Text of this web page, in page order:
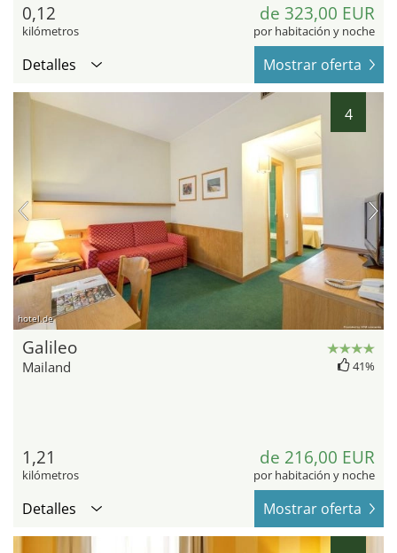
0,12
kilómetros
de 323,00 EUR
por habitación y noche
Detalles Mostrar oferta
4
hotel.de
Galileo
Mailand 41%
1,21
kilómetros
de 216,00 EUR
por habitación y noche
Detalles Mostrar oferta